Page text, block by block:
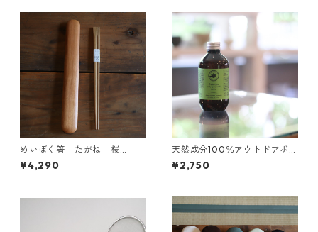
めいぼく箸 たがね 桜
（大）と箸箱のセット
¥4,290
天然成分100％アウトドアボデ
ィスプレー 200ml 詰め替え
用
¥2,750